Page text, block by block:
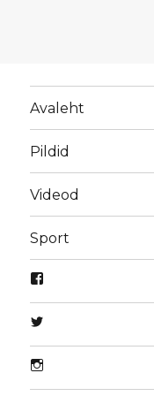
Avaleht
Pildid
Videod
Sport